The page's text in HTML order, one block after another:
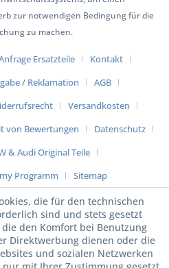
zur notwendigen Bedingung für die
zu machen.
Ersatzteile
Kontakt
/ Reklamation
AGB
Versandkosten
von Bewertungen
Datenschutz
& Audi Original Teile
Programm
Sitemap
die für den technischen
sind und stets gesetzt
den Komfort bei Benutzung
Direktwerbung dienen oder die
und sozialen Netzwerken